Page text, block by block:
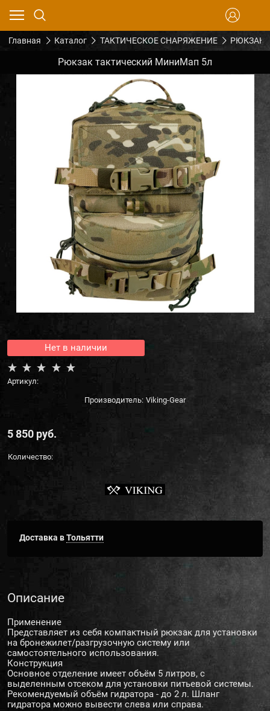
Главная Каталог ТАКТИЧЕСКОЕ СНАРЯЖЕНИЕ
Рюкзак тактический МиниМап 5л
Нет в наличии
Артикул:
Производитель: Viking-Gear
5 850 руб.
Количество:
Доставка вТольятти
Описание
Применение
Представляет из себя компактный рюкзак для установки
на бронежилет/разгрузочную систему или
самостоятельного использования.
Конструкция
Основное отделение имеет объём 5 литров, с
выделенным отсеком для установки питьевой системы.
Рекомендуемый объём гидратора - до 2 л. Шланг
гидратора можно вывести слева или справа.